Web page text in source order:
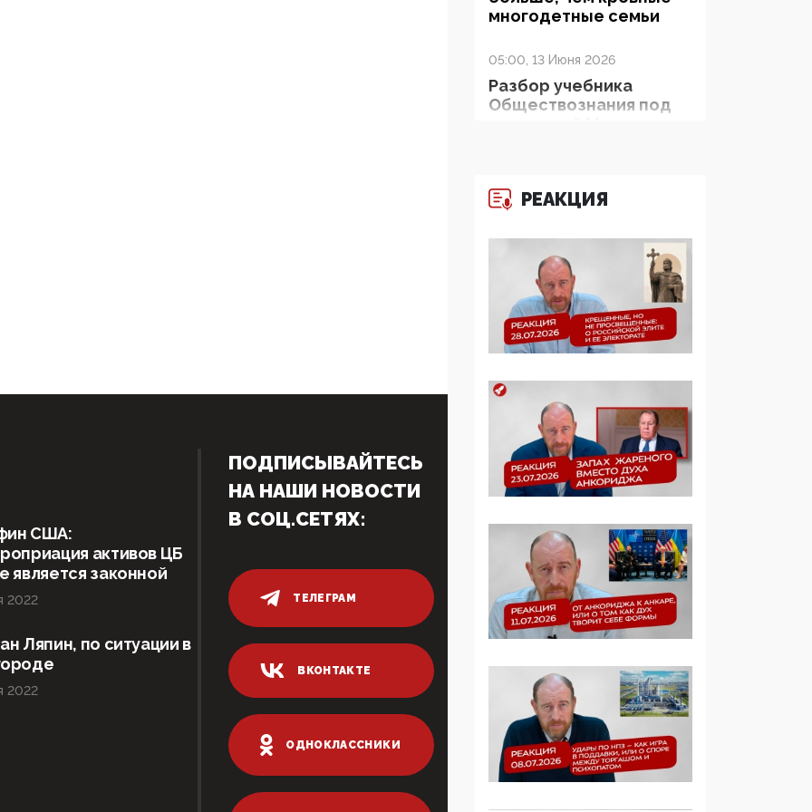
многодетные семьи
05:00, 13 Июня 2026
Разбор учебника
Обществознания под
двоемыслия
Прокуратура наконец
увидела
экстремистскую
деятельность ИИТО
ЮНЕСКО в России, но
продолжают
определять повестку в
образовании
09:43, 01 Июня 2026
5G за счет здоровья
намерено отобрать у
регионов и
муниципалитетов право
защищать жилые дома
и социальные объекты
от ЭМИ
05:58, 26 Мая 2026
Роскомнадзор
освободили от борца с
деструктивным и
опасным контентом
РЕАКЦИЯ
США:
активов ЦБ
является законной
2022
Ляпин, по ситуации в
2022
ПОДПИСЫВАЙТЕСЬ
НА НАШИ НОВОСТИ
В СОЦ.СЕТЯХ:
ТЕЛЕГРАМ
ВКОНТАКТЕ
ОДНОКЛАССНИКИ